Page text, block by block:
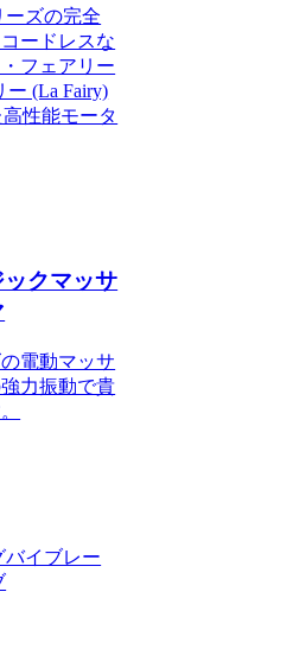
ーズの完全
ードレスな
フェアリー
ー (La Fairy)
性能モータ
クマッサ
電動マッサ
力振動で貴
バイブレー